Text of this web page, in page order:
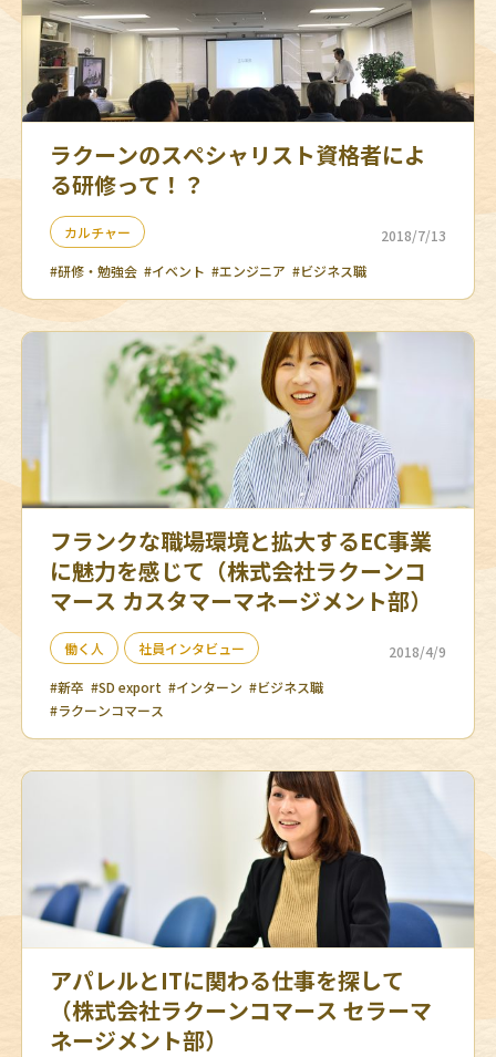
ラクーンのスペシャリスト資格者によ
る研修って！？
カルチャー
2018/7/13
#研修・勉強会 #イベント #エンジニア #ビジネス職
フランクな職場環境と拡大するEC事業
に魅力を感じて（株式会社ラクーンコ
マース カスタマーマネージメント部）
働く人 社員インタビュー
2018/4/9
#新卒 #SD export #インターン #ビジネス職
#ラクーンコマース
アパレルとITに関わる仕事を探して
（株式会社ラクーンコマース セラーマ
ネージメント部）